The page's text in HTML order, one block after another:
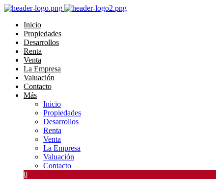
Inicio
Propiedades
Desarrollos
Renta
Venta
La Empresa
Valuación
Contacto
Más
Inicio
Propiedades
Desarrollos
Renta
Venta
La Empresa
Valuación
Contacto
0